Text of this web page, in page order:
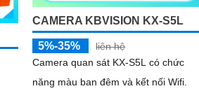
CAMERA KBVISION KX-S5L
5%-35%
liên hệ
Camera quan sát KX-S5L có chức
năng màu ban đêm và kết nối Wifi.